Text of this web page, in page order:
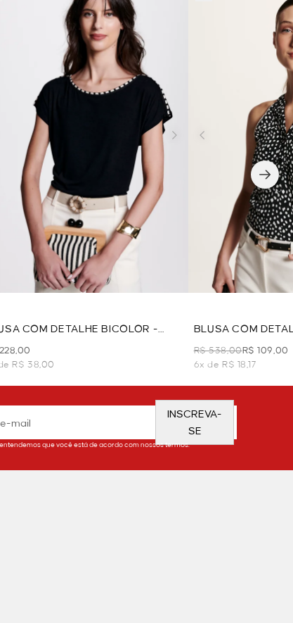
COM DETALHE BICOLOR -
R$ 38,00
BLUSA COM
- PRETO
R$ 538,00R$ 109,00
6x de R$ 18,17
INSCREVA-
SE
que você está de acordo com nossos termos.